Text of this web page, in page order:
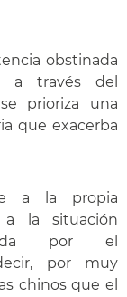
obstinada
a través del
prioriza una
que exacerba
a la propia
a la situación
por el
por muy
chinos que el